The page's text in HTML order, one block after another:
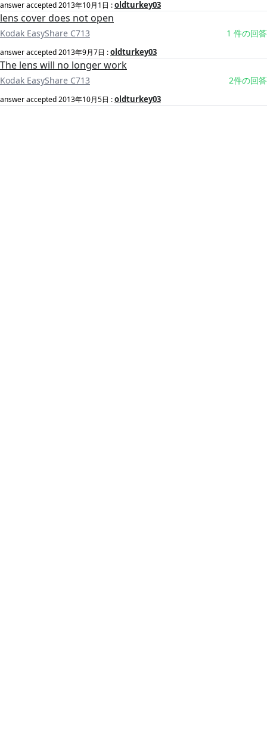
answer accepted2013年10月1日 :oldturkey03
lens cover does not open
Kodak EasyShare C713 1 件の回答
answer accepted2013年9月7日 :oldturkey03
The lens will no longer work
Kodak EasyShare C713 2件の回答
answer accepted2013年10月5日 :oldturkey03